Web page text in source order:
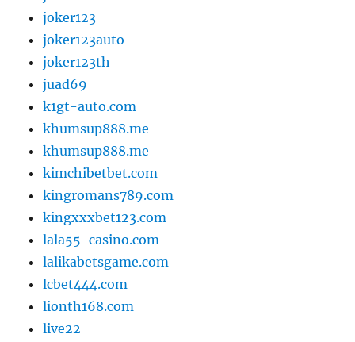
joker123
joker123auto
joker123th
juad69
k1gt-auto.com
khumsup888.me
khumsup888.me
kimchibetbet.com
kingromans789.com
kingxxxbet123.com
lala55-casino.com
lalikabetsgame.com
lcbet444.com
lionth168.com
live22